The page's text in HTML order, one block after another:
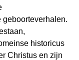
historicus
Christus en zijn